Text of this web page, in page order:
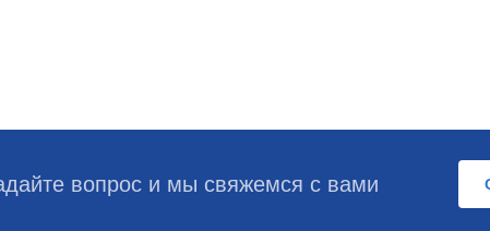
вопрос и мы свяжемся с вами